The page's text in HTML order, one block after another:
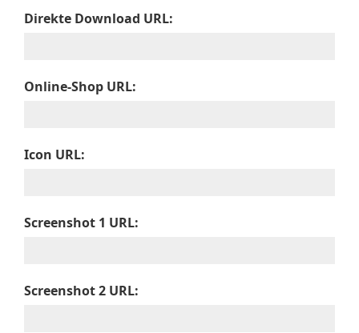
Direkte Download URL:
Online-Shop URL:
Icon URL:
Screenshot 1 URL:
Screenshot 2 URL: